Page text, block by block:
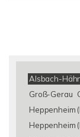
Alsbach-
Groß-Gerau
Heppenheim
Heppenheim